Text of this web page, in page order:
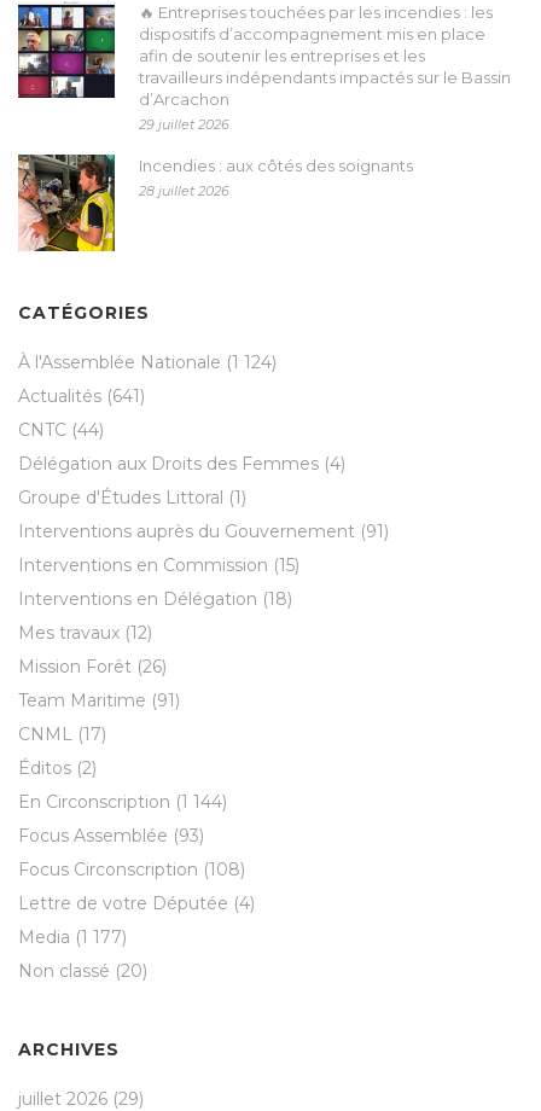
🔥 Entreprises touchées par les incendies : les
dispositifs d’accompagnement mis en place
afin de soutenir les entreprises et les
travailleurs indépendants impactés sur le Bassin
d’Arcachon
29 juillet 2026
Incendies : aux côtés des soignants
28 juillet 2026
CATÉGORIES
À l'Assemblée Nationale (1 124)
Actualités (641)
CNTC (44)
Délégation aux Droits des Femmes (4)
Groupe d'Études Littoral (1)
Interventions auprès du Gouvernement (91)
Interventions en Commission (15)
Interventions en Délégation (18)
Mes travaux (12)
Mission Forêt (26)
Team Maritime (91)
CNML (17)
Éditos (2)
En Circonscription (1 144)
Focus Assemblée (93)
Focus Circonscription (108)
Lettre de votre Députée (4)
Media (1 177)
Non classé (20)
ARCHIVES
juillet 2026 (29)